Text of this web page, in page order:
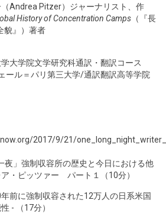
Andrea Pitzer）ジャーナリスト、作
History of Concentration Camps （『長
貌』）著者
大学院文学研究科通訳・翻訳コース
ル＝パリ第三大学/通訳翻訳高等学院
2017/9/21/
夜」強制収容所の歴史と今日における他
・ピッツァー パート１（10分）
に強制収容された12万人の日系米国
- （17分）